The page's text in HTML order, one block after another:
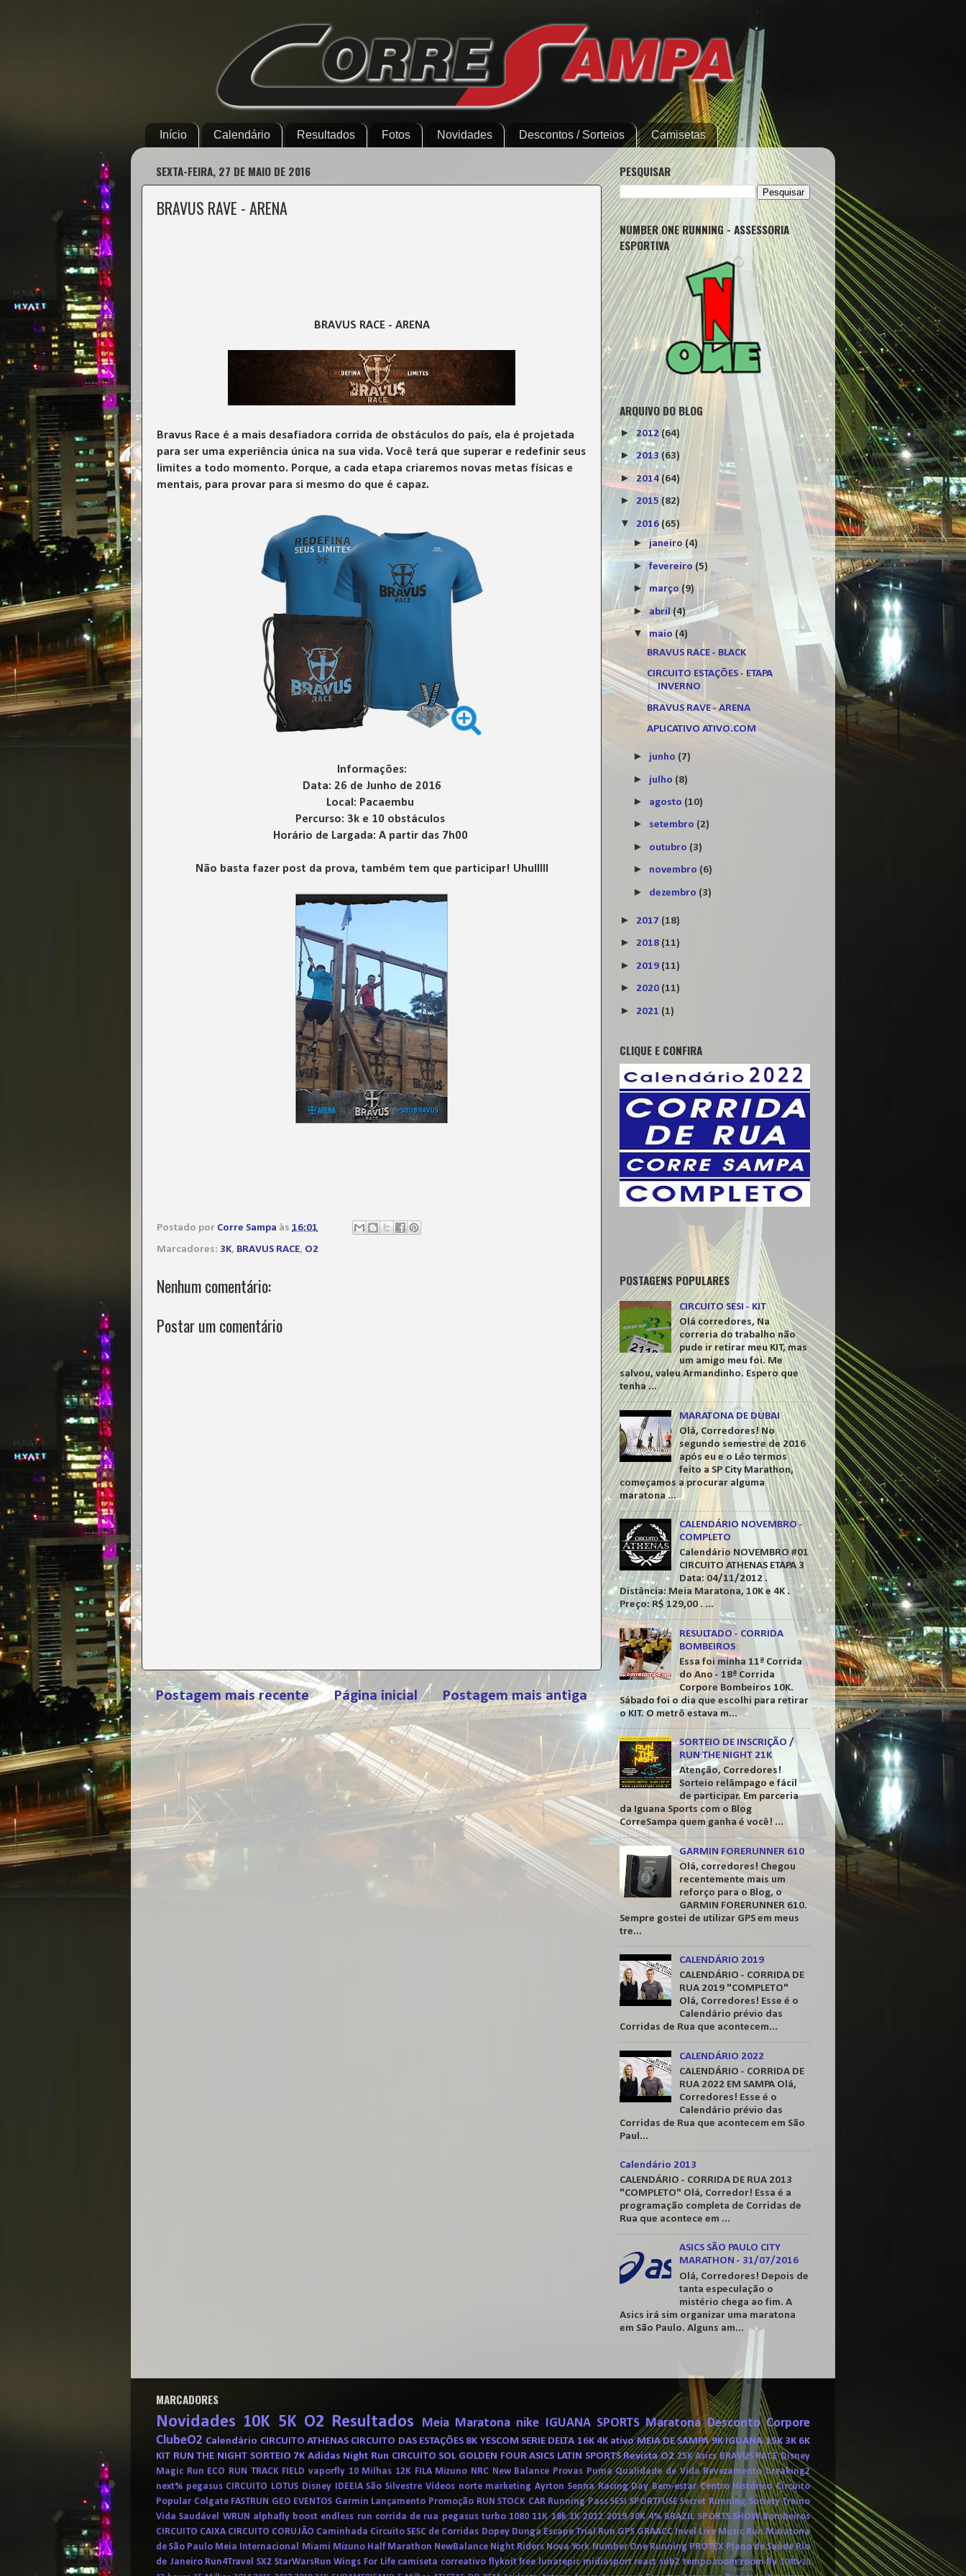
Início Calendário Resultados Fotos Novidades Descontos / Sorteios Camisetas
SEXTA-FEIRA, 27 DE MAIO DE 2016
BRAVUS RAVE - ARENA
BRAVUS RACE - ARENA
Bravus Race é a mais desafiadora corrida de obstáculos do país, ela é projetada
para ser uma experiência única na sua vida. Você terá que superar e redefinir seus
limites a todo momento. Porque, a cada etapa criaremos novas metas físicas e
mentais, para provar para si mesmo do que é capaz.
Informações:
Data: 26 de Junho de 2016
Local: Pacaembu
Percurso: 3k e 10 obstáculos
Horário de Largada: A partir das 7h00
Não basta fazer post da prova, também tem que participar! Uhulllll
Postado por Corre Sampa às 16:01
Marcadores: 3K, BRAVUS RACE, O2
Nenhum comentário:
Postar um comentário
Postagem mais recente Postagem mais antiga
Página inicial
PESQUISAR
NUMBER ONE RUNNING - ASSESSORIA
ESPORTIVA
ARQUIVO DO BLOG
►2012(64)
►2013(63)
► 2014 (64)
► 2015(82)
▼ 2016 (65)
►janeiro(4)
►fevereiro (5)
► março (9)
► abril(4)
▼ maio (4)
BRAVUS RACE - BLACK
CIRCUITO ESTAÇÕES - ETAPA
INVERNO
BRAVUS RAVE - ARENA
APLICATIVO ATIVO.COM
► junho (7)
► julho (8)
► agosto (10)
► setembro (2)
► outubro (3)
► novembro (6)
► dezembro (3)
► 2017 (18)
► 2018 (11)
► 2019 (11)
► 2020 (11)
► 2021 (1)
CLIQUE E CONFIRA
POSTAGENS POPULARES
CIRCUITO SESI - KIT
Olá corredores, Na
correria do trabalho não
pude ir retirar meu KIT, mas
um amigo meu foi. Me
salvou, valeu Armandinho. Espero que
tenha ...
MARATONA DE DUBAI
Olá, Corredores! No
segundo semestre de 2016
após eu e o Léo termos
feito a SP City Marathon,
começamos a procurar alguma
maratona ...
CALENDÁRIO NOVEMBRO -
COMPLETO
Calendário NOVEMBRO #01
CIRCUITO ATHENAS ETAPA 3
Data: 04/11/2012 .
Distância: Meia Maratona, 10K e 4K .
Preço: R$ 129,00 . ...
RESULTADO - CORRIDA
BOMBEIROS
Essa foi minha 11ª Corrida
do Ano - 18ª Corrida
Corpore Bombeiros 10K.
Sábado foi o dia que escolhi para retirar
o KIT. O metrô estava m...
SORTEIO DE INSCRIÇÃO /
RUN THE NIGHT 21K
Atenção, Corredores!
Sorteio relâmpago e fácil
de participar. Em parceria
da Iguana Sports com o Blog
CorreSampa quem ganha é você! ...
GARMIN FORERUNNER 610
Olá, corredores! Chegou
recentemente mais um
reforço para o Blog, o
GARMIN FORERUNNER 610.
Sempre gostei de utilizar GPS em meus
tre...
CALENDÁRIO 2019
CALENDÁRIO - CORRIDA DE
RUA 2019 "COMPLETO"
Olá, Corredores! Esse é o
Calendário prévio das
Corridas de Rua que acontecem...
CALENDÁRIO 2022
CALENDÁRIO - CORRIDA DE
RUA 2022 EM SAMPA Olá,
Corredores! Esse é o
Calendário prévio das
Corridas de Rua que acontecem em São
Paul...
Calendário 2013
CALENDÁRIO - CORRIDA DE RUA 2013
"COMPLETO" Olá, Corredor! Essa é a
programação completa de Corridas de
Rua que acontece em ...
ASICS SÃO PAULO CITY
MARATHON - 31/07/2016
Olá, Corredores! Depois de
tanta especulação o
mistério chega ao fim. A
Asics irá sim organizar uma maratona
em São Paulo. Alguns am...
MARCADORES
Novidades 10K 5K O2 Resultados Meia Maratona nike IGUANA SPORTS Maratona Desconto Corpore
ClubeO2 Calendário CIRCUITO ATHENAS CIRCUITO DAS ESTAÇÕES 8K YESCOM SERIE DELTA 16K 4K ativo MEIA DE SAMPA 9K IGUANA 15K 3K 6K
KIT RUN THE NIGHT SORTEIO 7K Adidas Night Run CIRCUITO SOL GOLDEN FOUR ASICS LATIN SPORTS Revista O2 25K Asics BRAVUS RACE Disney
Magic Run ECO RUN TRACK FIELD vaporfly 10 Milhas 12K FILA Mizuno NRC New Balance Provas Puma Qualidade de Vida Revezamento breaking2
next% pegasus CIRCUITO LOTUS Disney IDEEIA São Silvestre Vídeos norte marketing Ayrton Senna Racing Day Bem-estar Centro Histórico Circuito
Popular Colgate FASTRUN GEO EVENTOS Garmin Lançamento Promoção RUN STOCK CAR Running Pass SESI SPORTFUSE Secret Running Society Treino
Vida Saudável
WRUN alphafly boost endless run corrida de rua pegasus turbo 1080 11K 18k 1K 2012 2019 30K 4% BRAZIL SPORTS SHOW Bombeiros
CIRCUITO CAIXA CIRCUITO CORUJÃO Caminhada Circuito SESC de Corridas Dopey Dunga Escape Trial Run GPS GRAACC Invel Live Music Run Maratona
de São Paulo Meia Internacional Miami Mizuno Half Marathon NewBalance Night Riders Nova York Number One Running PROTEX Plano de Saúde Rio
de Janeiro Run4Travel SX2 StarWarsRun Wings For Life camiseta correativo flyknit free lunarepic midiasport react sub2 tempo zoom zoom fly 1080v10